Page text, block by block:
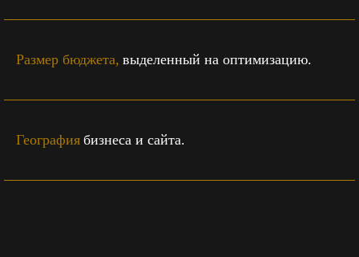
Размер бюджета, выделенный на оптимизацию.
География бизнеса и сайта.